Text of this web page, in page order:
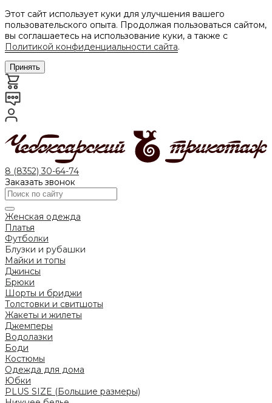
Этот сайт использует куки для улучшения вашего
пользовательского опыта. Продолжая пользоваться сайтом,
вы соглашаетесь на использование куки, а также с
Политикой конфиденциальности сайта.
Принять
8 (8352) 30-64-74
Заказать звонок
Женская одежда
Платья
Футболки
Блузки и рубашки
Майки и топы
Джинсы
Брюки
Шорты и бриджи
Толстовки и свитшоты
Жакеты и жилеты
Джемперы
Водолазки
Боди
Костюмы
Одежда для дома
Юбки
PLUS SIZE (Большие размеры)